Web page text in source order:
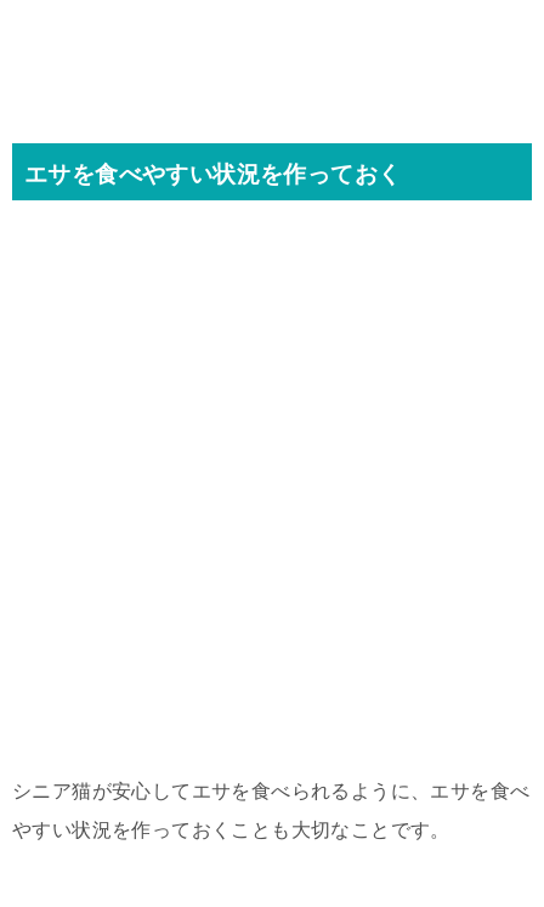
エサを食べやすい状況を作っておく
シニア猫が安心してエサを食べられるように、エサを食べ
やすい状況を作っておくことも大切なことです。